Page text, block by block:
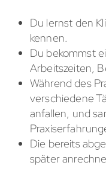
Du lernst den
kennen.
Du bekommst
Arbeitszeiten,
Während des
verschiedene
anfallen, und
Die bereits
später